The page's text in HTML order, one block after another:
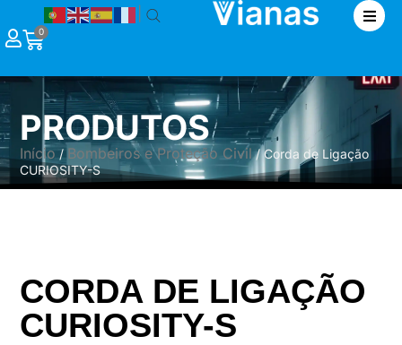
0
PRODUTOS
Início/ Bombeiros e Proteção Civil/ Corda de Ligação
CURIOSITY-S
CORDA DE LIGAÇÃO
CURIOSITY-S